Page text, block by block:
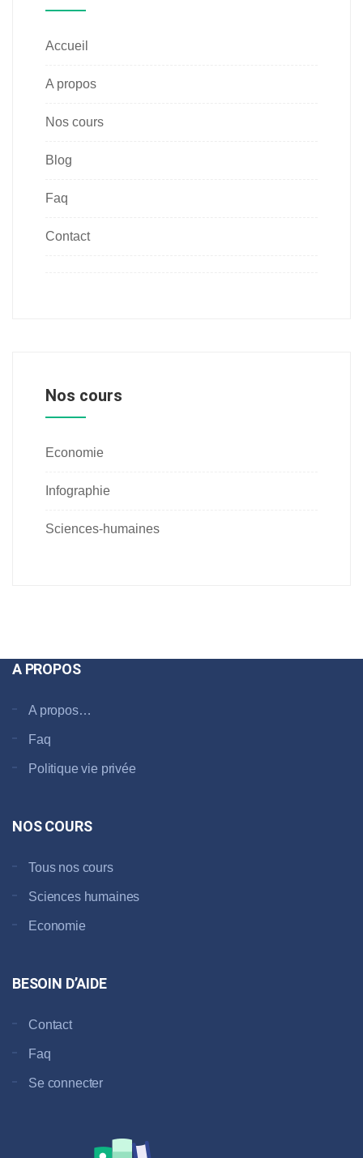
Accueil
A propos
Nos cours
Blog
Faq
Contact
Nos cours
Economie
Infographie
Sciences-humaines
A PROPOS
A propos…
Faq
Politique vie privée
NOS COURS
Tous nos cours
Sciences humaines
Economie
BESOIN D’AIDE
Contact
Faq
Se connecter